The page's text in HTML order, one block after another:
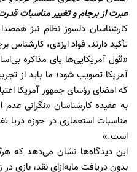
عبرت از برجام و تغییر مناسبات
کارشناسان دلسوز نظام نیز
تأکید دارند. فواد ایزدی،
«قول آمریکایی‌ها پای مذاکره
آمریکا تصویب شود؛ ما باید از
که امضای رؤسای جمهور آمریکا
به عقیده کارشناسان «نگرانی
مناسبات استعماری در حوزه دریا
است.»
این دیدگاه‌ها نشان می‌دهد که
بدون دریافت مابه‌ازای نقد، بازی